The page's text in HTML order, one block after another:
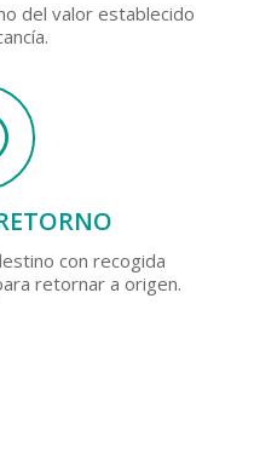
del valor establecido
con recogida
retornar a origen.